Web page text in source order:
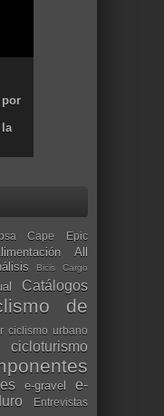
la
Cape Epic
All
Bicis Cargo
Catálogos
de
ciclismo urbano
cicloturismo
e-gravel
e-
Entrevistas